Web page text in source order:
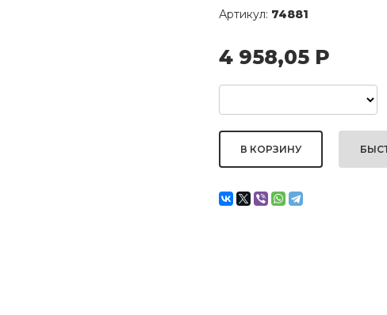
Артикул: 74881
4 958,05 Р